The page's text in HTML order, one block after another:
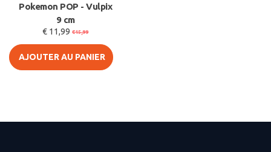
Pokemon POP - Vulpix
9 cm
€ 11,99 €15,99
AJOUTER AU PANIER